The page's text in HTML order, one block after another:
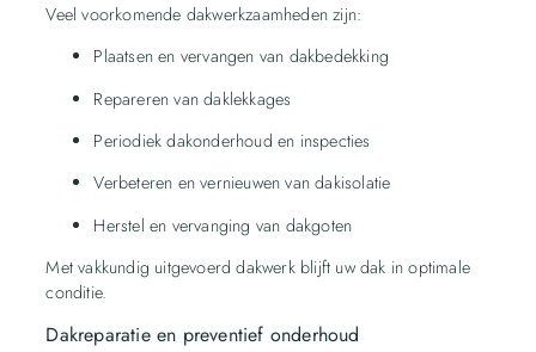
Veel voorkomende dakwerkzaamheden zijn:
Plaatsen en vervangen van dakbedekking
Repareren van daklekkages
Periodiek dakonderhoud en inspecties
Verbeteren en vernieuwen van dakisolatie
Herstel en vervanging van dakgoten
Met vakkundig uitgevoerd dakwerk blijft uw dak in optimale
conditie.
Dakreparatie en preventief onderhoud